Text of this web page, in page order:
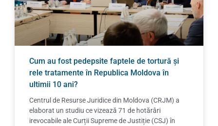
Cum au fost pedepsite faptele de tortură și
rele tratamente în Republica Moldova în
ultimii 10 ani?
Centrul de Resurse Juridice din Moldova (CRJM) a
elaborat un studiu ce vizează 71 de hotărâri
irevocabile ale Curții Supreme de Justiție (CSJ) în